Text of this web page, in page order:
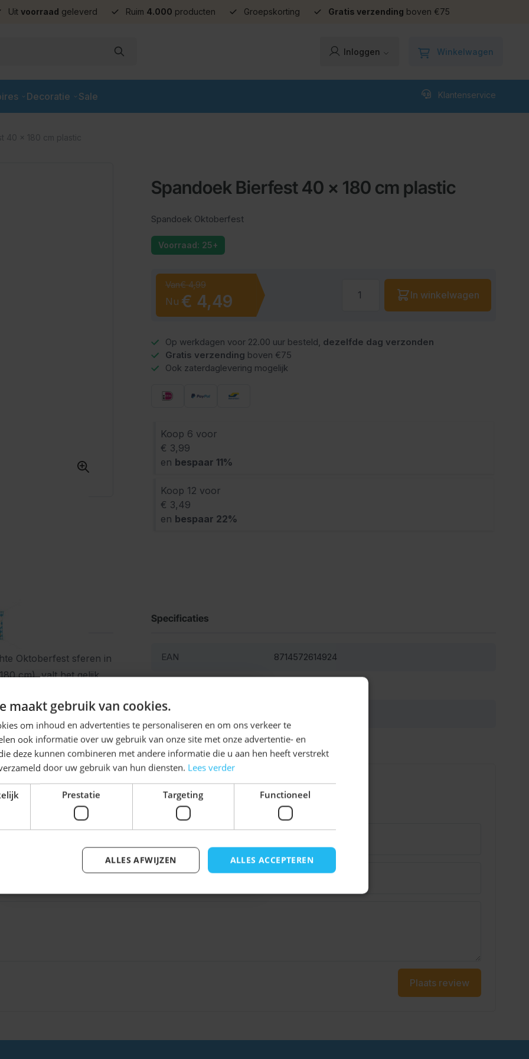
Uit voorraad geleverd Ruim 4.000 producten Groepskorting Gratis verzending boven €75
Inloggen Winkelwagen
Decoratie Sale Klantenservice
40 x 180 cm plastic
Spandoek Bierfest 40 x 180 cm plastic
Spandoek Oktoberfest
Voorraad: 25+
Van€ 4,99
Nu € 4,49
In winkelwagen
Op werkdagen voor 22.00 uur besteld, dezelfde dag verzonden
Gratis verzending boven €75
Ook zaterdaglevering mogelijk
Koop 6 voor
€ 3,99
en bespaar 11%
Koop 12 voor
€ 3,49
en bespaar 22%
Oktoberfest sferen in
cm), valt het gelijk
te combineren
een groot
Specificaties
EAN 8714572614924
Kleur
Plaats review
maakt gebruik van cookies.
om inhoud en advertenties te personaliseren en om ons verkeer te
ook informatie over uw gebruik van onze site met onze advertentie- en
deze kunnen combineren met andere informatie die u aan hen heeft verstrekt
door uw gebruik van hun diensten. Lees verder
Prestatie Targeting Functioneel
ALLES ACCEPTEREN
ALLES AFWIJZEN
Ontvang5%
KORTING!
Schrijf je nu in voor de nieuwsbrief en ontvang toegang
tot exclusieve kortingen!
Voor- en achternaam
Inschrijven